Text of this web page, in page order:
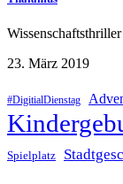
23. März 2019
#DigitialDienstag
Spielplatz